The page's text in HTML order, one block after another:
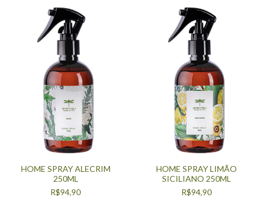
HOME SPRAY ALECRIM
250ML
R$94,90
HOME SPRAY LIMÃO
SICILIANO 250ML
R$94,90